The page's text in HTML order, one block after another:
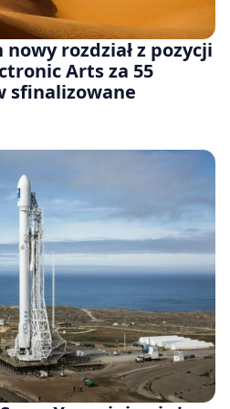
rozdział z pozycji
Arts za 55
sfinalizowane